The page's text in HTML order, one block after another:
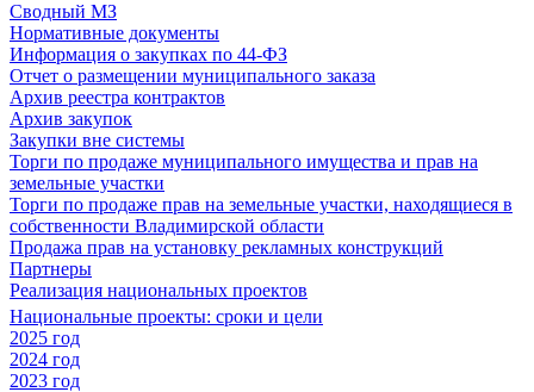
Сводный МЗ
Нормативные документы
Информация о закупках по 44-ФЗ
Отчет о размещении муниципального заказа
Архив реестра контрактов
Архив закупок
Закупки вне системы
Торги по продаже муниципального имущества и прав на
земельные участки
Торги по продаже прав на земельные участки, находящиеся в
собственности Владимирской области
Продажа прав на установку рекламных конструкций
Партнеры
Реализация национальных проектов
Национальные проекты: сроки и цели
2025 год
2024 год
2023 год